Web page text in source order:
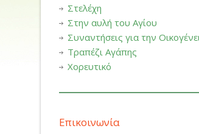
Στελέχη
Στην αυλή του Αγίου
Συναντήσεις για την
Τραπέζι Αγάπης
Χορευτικό
Επικοινωνία